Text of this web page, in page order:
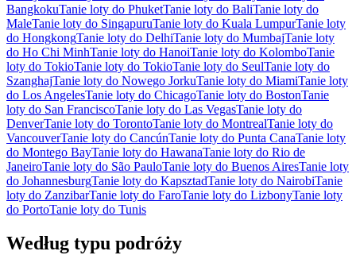
BangkokuTanie loty do PhuketTanie loty do BaliTanie loty do
MaleTanie loty do SingapuruTanie loty do Kuala LumpurTanie loty
do HongkongTanie loty do DelhiTanie loty do MumbajTanie loty
do Ho Chi MinhTanie loty do HanoiTanie loty do KolomboTanie
loty do TokioTanie loty do TokioTanie loty do SeulTanie loty do
SzanghajTanie loty do Nowego JorkuTanie loty do MiamiTanie loty
do Los AngelesTanie loty do ChicagoTanie loty do BostonTanie
loty do San FranciscoTanie loty do Las VegasTanie loty do
DenverTanie loty do TorontoTanie loty do MontrealTanie loty do
VancouverTanie loty do CancúnTanie loty do Punta CanaTanie loty
do Montego BayTanie loty do HawanaTanie loty do Rio de
JaneiroTanie loty do São PauloTanie loty do Buenos AiresTanie loty
do JohannesburgTanie loty do KapsztadTanie loty do NairobiTanie
loty do ZanzibarTanie loty do FaroTanie loty do LizbonyTanie loty
do PortoTanie loty do Tunis
Według typu podróży